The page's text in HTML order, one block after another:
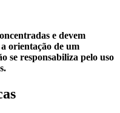
e devem
orientação de um
se responsabiliza pelo uso